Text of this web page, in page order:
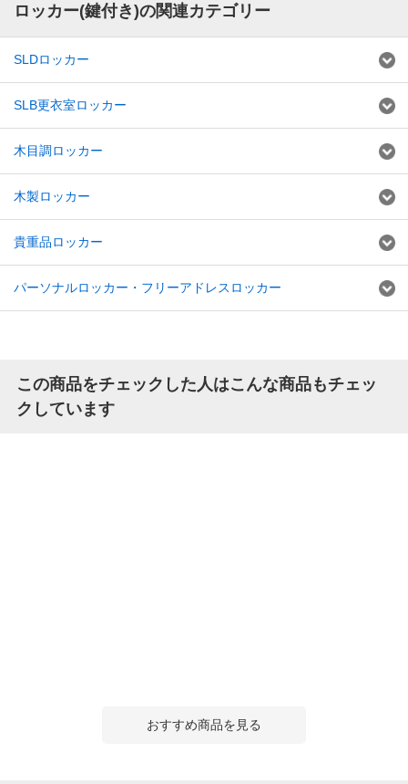
ロッカー(鍵付き)の関連カテゴリー
SLDロッカー
SLB更衣室ロッカー
木目調ロッカー
木製ロッカー
貴重品ロッカー
パーソナルロッカー・フリーアドレスロッカー
この商品をチェックした人はこんな商品もチェッ
クしています
おすすめ商品を見る